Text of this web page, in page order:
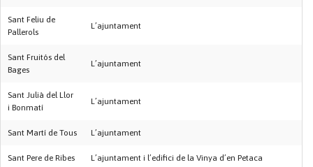
Sant Feliu de
Pallerols
L’ajuntament
Sant Fruitós del
Bages
L’ajuntament
Sant Julià del Llor
i Bonmatí
L’ajuntament
Sant Martí de Tous L’ajuntament
Sant Pere de Ribes L’ajuntament i l’edifici de la Vinya d’en Petaca